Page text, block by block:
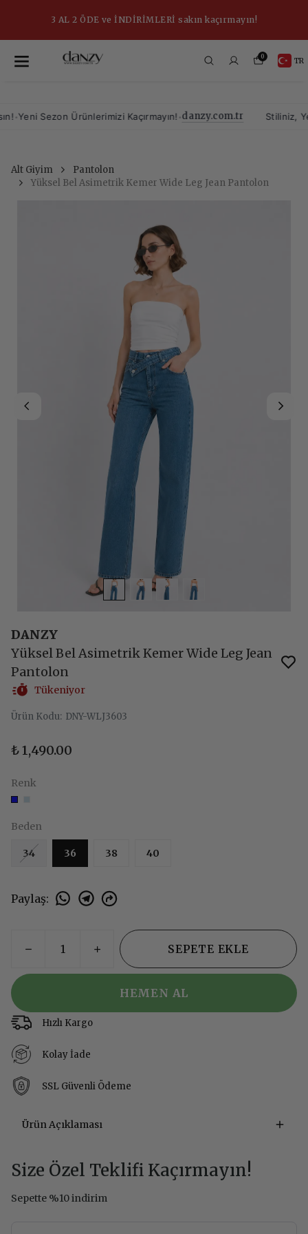
3 AL 2 ÖDE ve İNDİRİMLERİ sakın kaçırmayın!
0 TR
Sezon Ürünlerimizi Kaçırmayın!•danzy.com.tr Stiliniz, Yeni
Alt Giyim
Pantolon
Yüksel Bel Asimetrik Kemer Wide Leg Jean Pantolon
DANZY
Yüksel Bel Asimetrik Kemer Wide Leg Jean
Pantolon
Tükeniyor
Ürün Kodu: DNY-WLJ3603
₺ 1,490.00
Renk
Beden
34 36 38 40
Paylaş:
SEPETE EKLE
HEMEN AL
Hızlı Kargo
Kolay İade
SSL Güvenli Ödeme
Ürün Açıklaması
Size Özel Teklifi Kaçırmayın!
Sepette %10 indirim